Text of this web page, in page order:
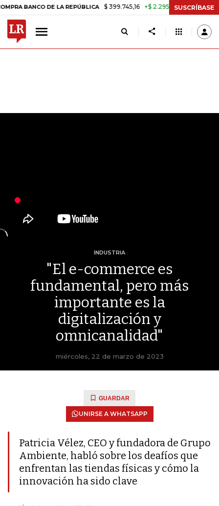
DE LA REPÚBLICA $ 399.745,16 +$ 2.295,71 +0,58% TASA
SUSCRÍBASE
INDUSTRIA
"El e-commerce es
fundamental, pero más
importante es la
digitalización y
omnicanalidad"
miércoles, 22 de marzo de 2023
GUARDAR
UNIRSE A WHATSAPP
Patricia Vélez, CEO y fundadora de Grupo
Ambiente, habló sobre los deafíos que
enfrentan las tiendas físicas y cómo la
innovación ha sido clave